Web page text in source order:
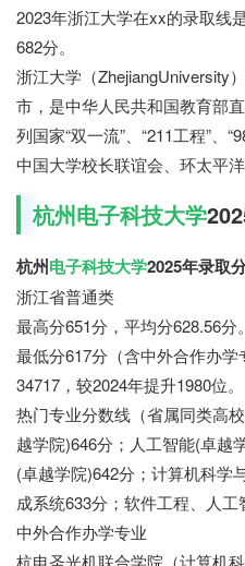
2023年浙江大学在xx的录取线
682分。
浙江大学（ZhejiangUniversity
市，是中华人民共和国教育部
列国家“双一流”、“211工程”、
中国大学校长联谊会、环太平
杭州电子科技大学
杭州电子科技大学2025年录取
浙江省普通类
最高分651分，平均分628.56分。
最低分617分（含中外合作办
34717，较2024年提升1980位。
热门专业分数线（省属同类高校
越学院)646分；人工智能(卓越学
(卓越学院)642分；计算机科学
成系统633分；软件工程、人工
中外合作办学专业
杭电圣光机联合学院（计算机